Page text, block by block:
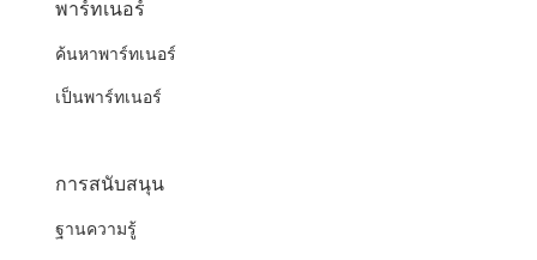
พาร์ทเนอร์
ค้นหาพาร์ทเนอร์
เป็นพาร์ทเนอร์
การสนับสนุน
ฐานความรู้